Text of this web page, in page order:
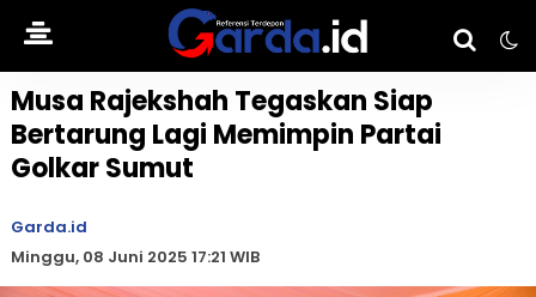
Musa Rajekshah Tegaskan Siap
Bertarung Lagi Memimpin Partai
Golkar Sumut
Garda.id
Minggu, 08 Juni 2025 17:21 WIB